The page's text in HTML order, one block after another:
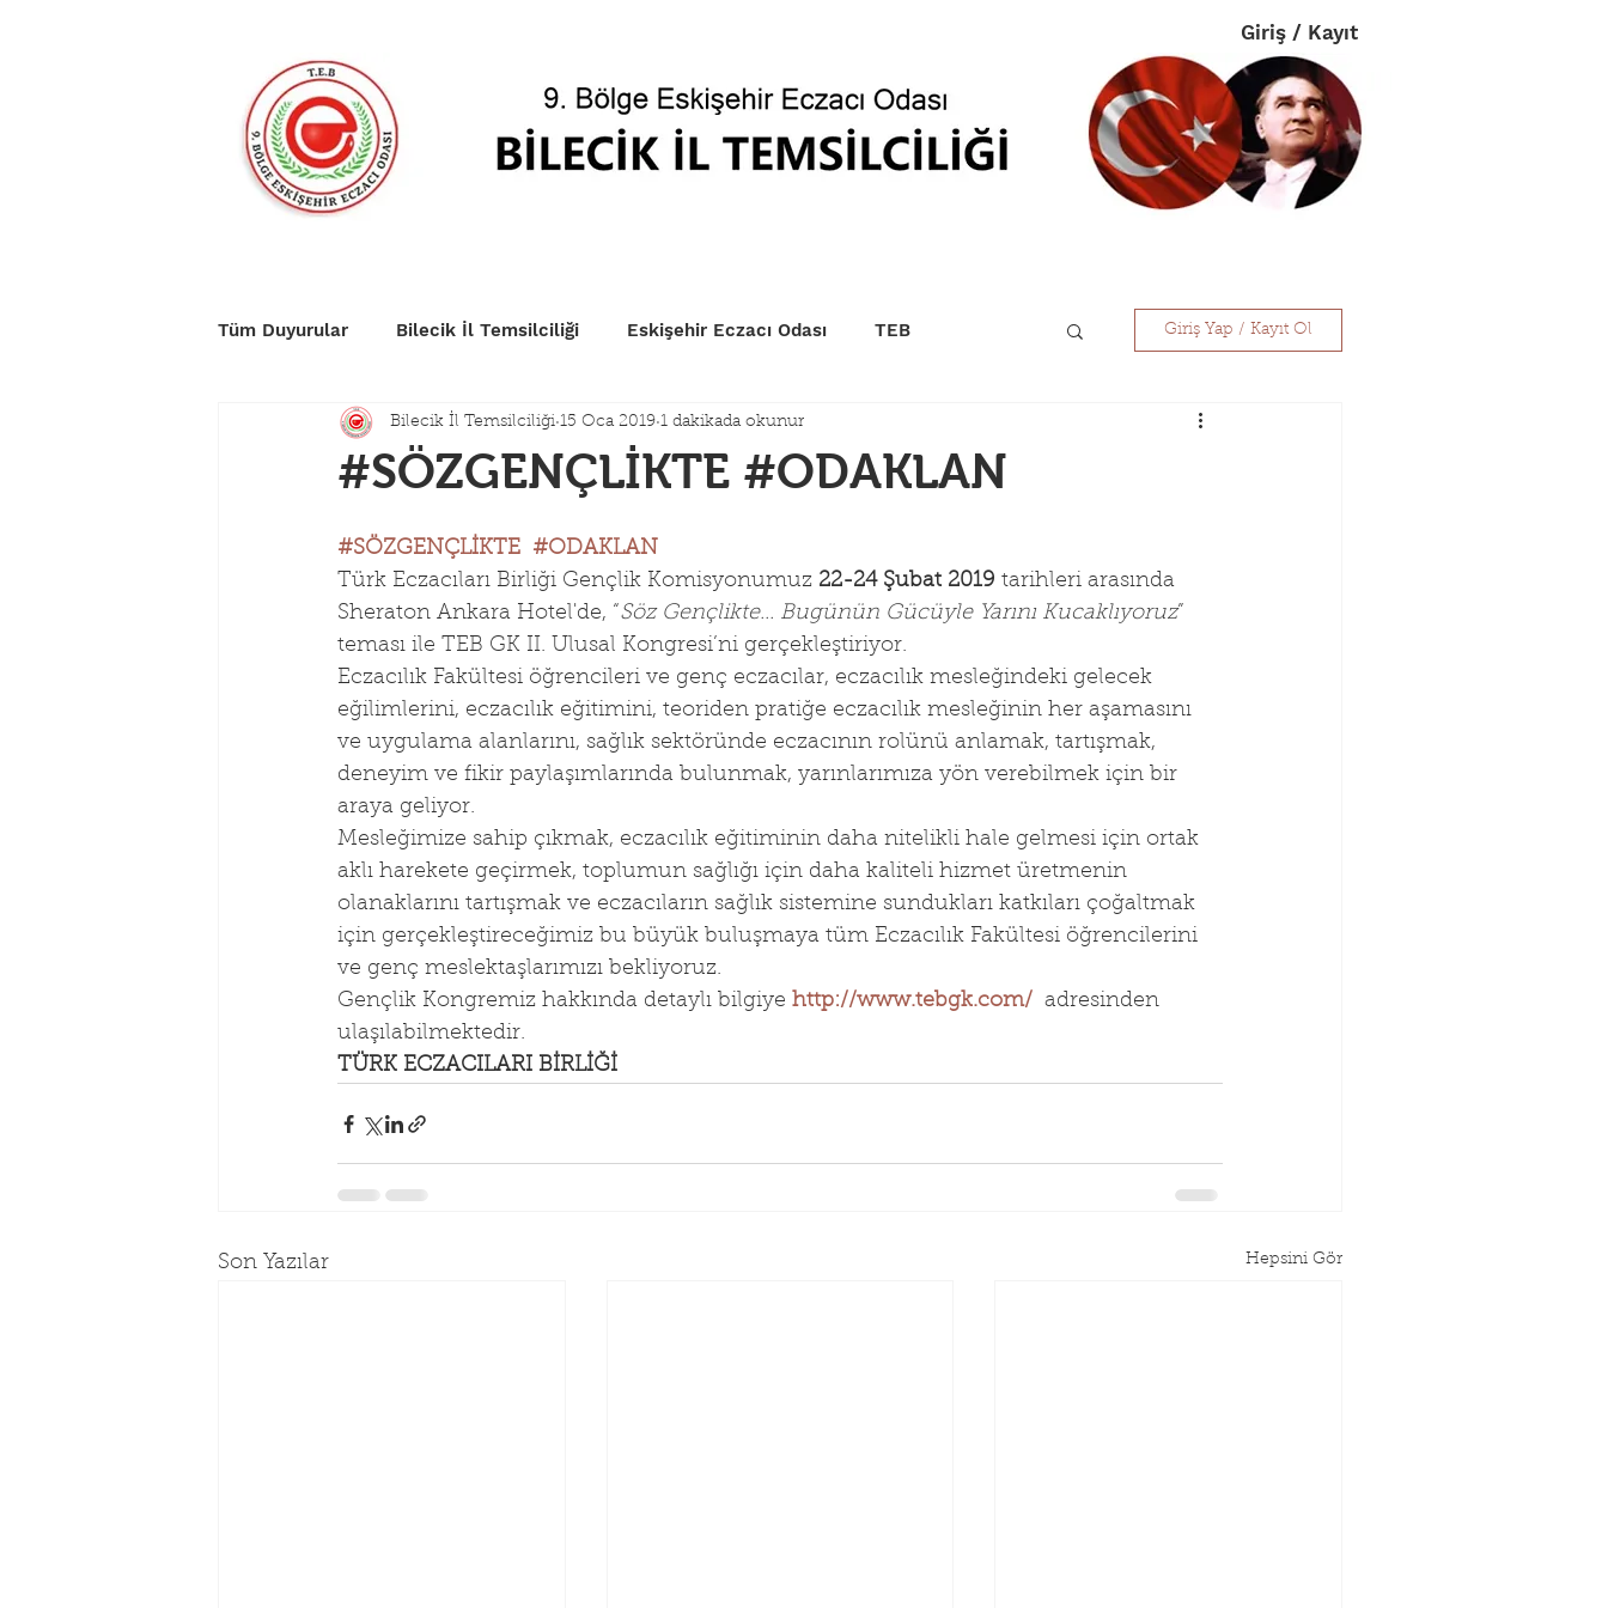
Giriş / Kayıt
Tüm Duyurular Bilecik İl Temsilciliği Eskişehir Eczacı Odası TEB Giriş Yap / Kayıt Ol
#SÖZGENÇLİKTE #ODAKLAN
Bilecik İl Temsilciliği 15 Oca 2019 1 dakikada okunur
#SÖZGENÇLİKTE
#ODAKLAN
Türk Eczacıları Birliği Gençlik Komisyonumuz 22-24 Şubat 2019 tarihleri arasında
Sheraton Ankara Hotel'de, “Söz Gençlikte... Bugünün Gücüyle Yarını Kucaklıyoruz”
teması ile TEB GK II. Ulusal Kongresi’ni gerçekleştiriyor.
Eczacılık Fakültesi öğrencileri ve genç eczacılar, eczacılık mesleğindeki gelecek
eğilimlerini, eczacılık eğitimini, teoriden pratiğe eczacılık mesleğinin her aşamasını
ve uygulama alanlarını, sağlık sektöründe eczacının rolünü anlamak, tartışmak,
deneyim ve fikir paylaşımlarında bulunmak, yarınlarımıza yön verebilmek için bir
araya geliyor.
Mesleğimize sahip çıkmak, eczacılık eğitiminin daha nitelikli hale gelmesi için ortak
aklı harekete geçirmek, toplumun sağlığı için daha kaliteli hizmet üretmenin
olanaklarını tartışmak ve eczacıların sağlık sistemine sundukları katkıları çoğaltmak
için gerçekleştireceğimiz bu büyük buluşmaya tüm Eczacılık Fakültesi öğrencilerini
ve genç meslektaşlarımızı bekliyoruz.
Gençlik Kongremiz hakkında detaylı bilgiye http://www.tebgk.com/ adresinden
ulaşılabilmektedir.
TÜRK ECZACILARI BİRLİĞİ
Son Yazılar Hepsini Gör